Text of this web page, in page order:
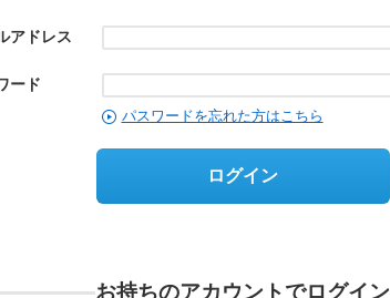
アドレス
ード
パスワードを忘れた方はこちら
ログイン
お持ちのアカウントでログイン